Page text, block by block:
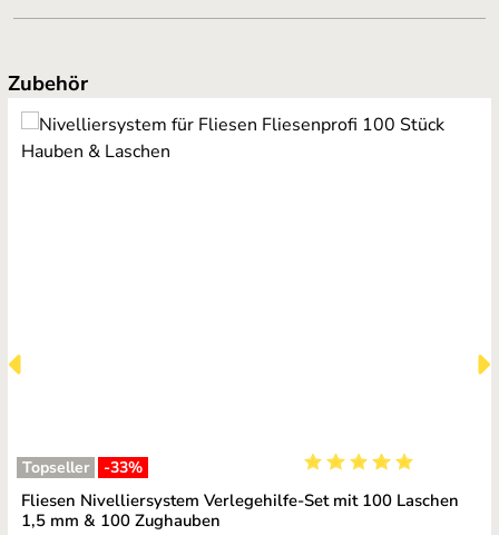
Produktgalerie überspringen
Zubehör
Topseller -33%
Durchschnittliche
Fliesen Nivelliersystem Verlegehilfe-Set mit 100 Laschen
1,5 mm & 100 Zughauben